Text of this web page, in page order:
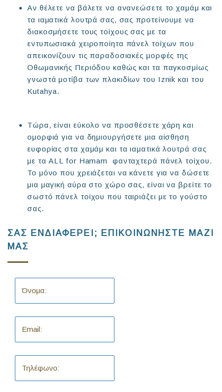
Αν θέλετε να βάλετε να ανανεώσετε το χαμάμ και
τα ιαματικά λουτρά σας, σας προτείνουμε να
διακοσμήσετε τους τοίχους σας με τα
εντυπωσιακά χειροποίητα πάνελ τοίχων που
απεικονίζουν τις παραδοσιακές μορφές της
Οθωμανικής Περιόδου καθώς και τα παγκοσμίως
γνωστά μοτίβα των πλακιδίων του Iznik και του
Kutahya.
Τώρα, είναι εύκολο να προσθέσετε χάρη και
ομορφιά για να δημιουργήσετε μια αίσθηση
ευφορίας στα χαμάμ και τα ιαματικά λουτρά σας
με τα ALL for Hamam φανταχτερά πάνελ τοίχου.
Το μόνο που χρειάζεται να κάνετε για να δώσετε
μια μαγική αύρα στο χώρο σας, είναι να βρείτε το
σωστό πάνελ τοίχου που ταιριάζει με το γούστο
σας.
ΣΑΣ ΕΝΔΙΑΦΕΡΕΙ; ΕΠΙΚΟΙΝΩΝΗΣΤΕ ΜΑΖΙ
ΜΑΣ